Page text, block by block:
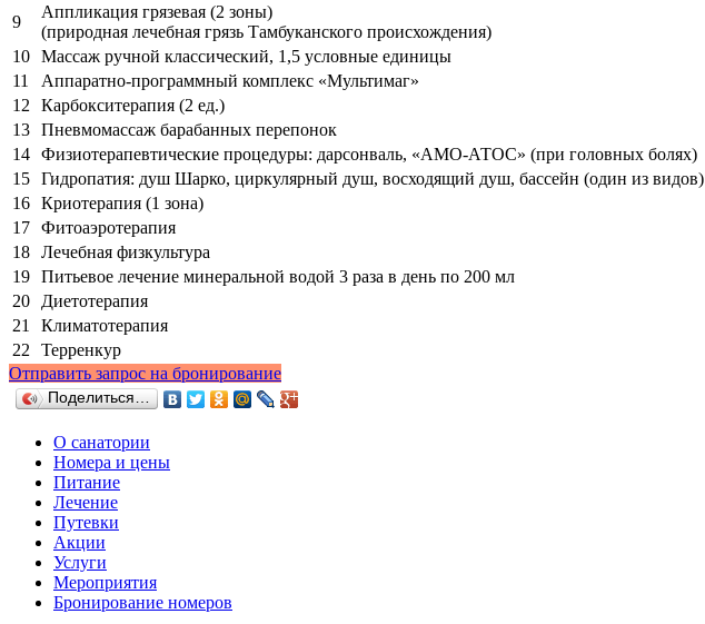
9
Аппликация грязевая (2 зоны)
(природная лечебная грязь Тамбуканского происхождения)
10 Массаж ручной классический, 1,5 условные единицы
11
Аппаратно-программный комплекс «Мультимаг»
12
Карбокситерапия (2 ед.)
13 Пневмомассаж барабанных перепонок
14 Физиотерапевтические процедуры: дарсонваль, «АМО-АТОС» (при головных болях)
15 Гидропатия: душ Шарко, циркулярный душ, восходящий душ, бассейн (один из видов)
16 Криотерапия (1 зона)
17 Фитоаэротерапия
18 Лечебная физкультура
19 Питьевое лечение минеральной водой 3 раза в день по 200 мл
20
Диетотерапия
21
Климатотерапия
22
Терренкур
Отправить запрос на бронирование
Поделиться…
О санатории
Номера и цены
Питание
Лечение
Путевки
Акции
Услуги
Мероприятия
Бронирование номеров